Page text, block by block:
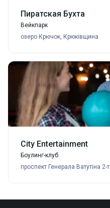
Пиратская Бухта
Вейкпарк
озеро Крючок, Крюківщина
City Entertainment
Боулинг-клуб
проспект Генерала Ватутіна 2-т